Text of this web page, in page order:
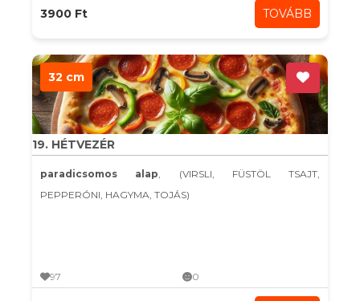
3900 Ft TOVÁBB
32 cm
19. HÉTVEZÉR
paradicsomos alap, (VIRSLI, FÜSTÖL TSAJT,
PEPPERÓNI, HAGYMA, TOJÁS)
97 0